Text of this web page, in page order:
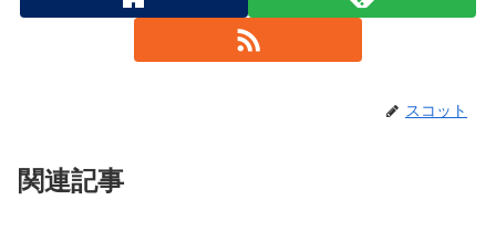
スコット
関連記事